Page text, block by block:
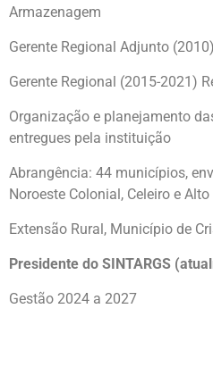
Armazenagem
Gerente Regional Adjunto
Gerente Regional (2015-2021)
Organização e planejamento
entregues pela instituição
Abrangência: 44 municípios,
Noroeste Colonial, Celeiro e
Extensão Rural, Município de
Presidente do SINTARGS
Gestão 2024 a 2027